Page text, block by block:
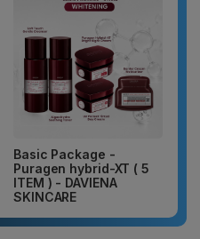
Basic Package -
Puragen hybrid-XT ( 5
ITEM ) - DAVIENA
SKINCARE